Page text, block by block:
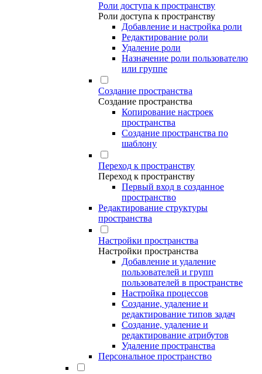
Роли доступа к пространству
Роли доступа к пространству
Добавление и настройка роли
Редактирование роли
Удаление роли
Назначение роли пользователю
или группе
Создание пространства
Создание пространства
Копирование настроек
пространства
Создание пространства по
шаблону
Переход к пространству
Переход к пространству
Первый вход в созданное
пространство
Редактирование структуры
пространства
Настройки пространства
Настройки пространства
Добавление и удаление
пользователей и групп
пользователей в пространстве
Настройка процессов
Создание, удаление и
редактирование типов задач
Создание, удаление и
редактирование атрибутов
Удаление пространства
Персональное пространство